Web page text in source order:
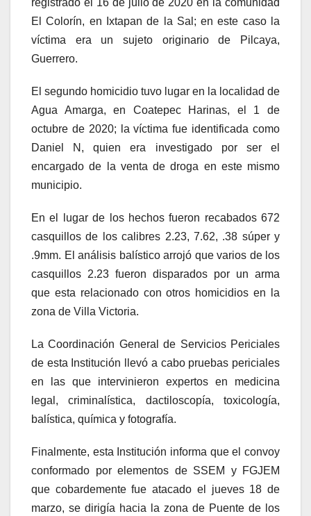
registrado el 16 de julio de 2020 en la comunidad
El Colorín, en Ixtapan de la Sal; en este caso la
víctima era un sujeto originario de Pilcaya,
Guerrero.
El segundo homicidio tuvo lugar en la localidad de
Agua Amarga, en Coatepec Harinas, el 1 de
octubre de 2020; la víctima fue identificada como
Daniel N, quien era investigado por ser el
encargado de la venta de droga en este mismo
municipio.
En el lugar de los hechos fueron recabados 672
casquillos de los calibres 2.23, 7.62, .38 súper y
.9mm. El análisis balístico arrojó que varios de los
casquillos 2.23 fueron disparados por un arma
que esta relacionado con otros homicidios en la
zona de Villa Victoria.
La Coordinación General de Servicios Periciales
de esta Institución llevó a cabo pruebas periciales
en las que intervinieron expertos en medicina
legal, criminalística, dactiloscopía, toxicología,
balística, química y fotografía.
Finalmente, esta Institución informa que el convoy
conformado por elementos de SSEM y FGJEM
que cobardemente fue atacado el jueves 18 de
marzo, se dirigía hacia la zona de Puente de los